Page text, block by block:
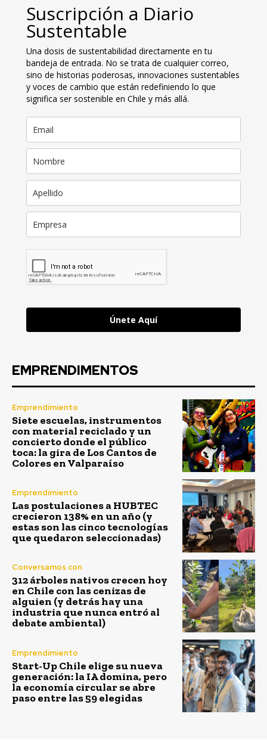
Suscripción a Diario
Sustentable
Una dosis de sustentabilidad directamente en tu
bandeja de entrada. No se trata de cualquier correo,
sino de historias poderosas, innovaciones sustentables
y voces de cambio que están redefiniendo lo que
significa ser sostenible en Chile y más allá.
Únete Aquí
EMPRENDIMENTOS
Emprendimiento
Siete escuelas, instrumentos
con material reciclado y un
concierto donde el público
toca: la gira de Los Cantos de
Colores en Valparaíso
Emprendimiento
Las postulaciones a HUBTEC
crecieron 138% en un año (y
estas son las cinco tecnologías
que quedaron seleccionadas)
Conversamos con
312 árboles nativos crecen hoy
en Chile con las cenizas de
alguien (y detrás hay una
industria que nunca entró al
debate ambiental)
Emprendimiento
Start-Up Chile elige su nueva
generación: la IA domina, pero
la economía circular se abre
paso entre las 59 elegidas